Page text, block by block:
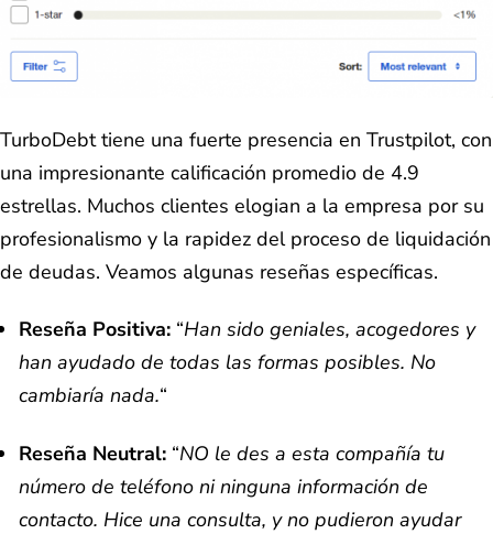
TurboDebt tiene una fuerte presencia en Trustpilot, con
una impresionante calificación promedio de 4.9
estrellas. Muchos clientes elogian a la empresa por su
profesionalismo y la rapidez del proceso de liquidación
de deudas. Veamos algunas reseñas específicas.
Reseña Positiva: “Han sido geniales, acogedores y
han ayudado de todas las formas posibles. No
cambiaría nada.“
Reseña Neutral: “NO le des a esta compañía tu
número de teléfono ni ninguna información de
contacto. Hice una consulta, y no pudieron ayudar